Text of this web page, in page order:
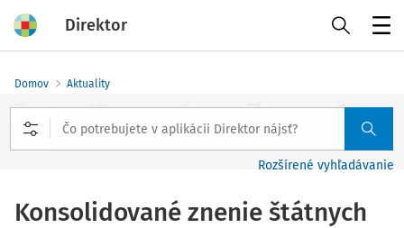
Direktor
Domov Aktuality
Rozšírené vyhľadávanie
Konsolidované znenie štátnych